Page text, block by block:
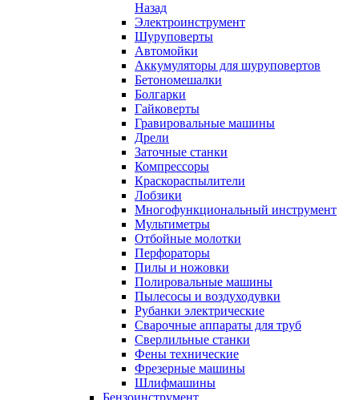
Назад
Электроинструмент
Шуруповерты
Автомойки
Аккумуляторы для шуруповертов
Бетономешалки
Болгарки
Гайковерты
Гравировальные машины
Дрели
Заточные станки
Компрессоры
Краскораспылители
Лобзики
Многофункциональный инструмент
Мультиметры
Отбойные молотки
Перфораторы
Пилы и ножовки
Полировальные машины
Пылесосы и воздуходувки
Рубанки электрические
Сварочные аппараты для труб
Сверлильные станки
Фены технические
Фрезерные машины
Шлифмашины
Бензоинструмент